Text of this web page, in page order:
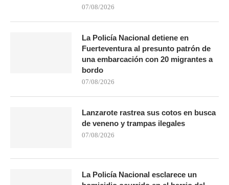
07/08/2026
La Policía Nacional detiene en
Fuerteventura al presunto patrón de
una embarcación con 20 migrantes a
bordo
07/08/2026
Lanzarote rastrea sus cotos en busca
de veneno y trampas ilegales
07/08/2026
La Policía Nacional esclarece un